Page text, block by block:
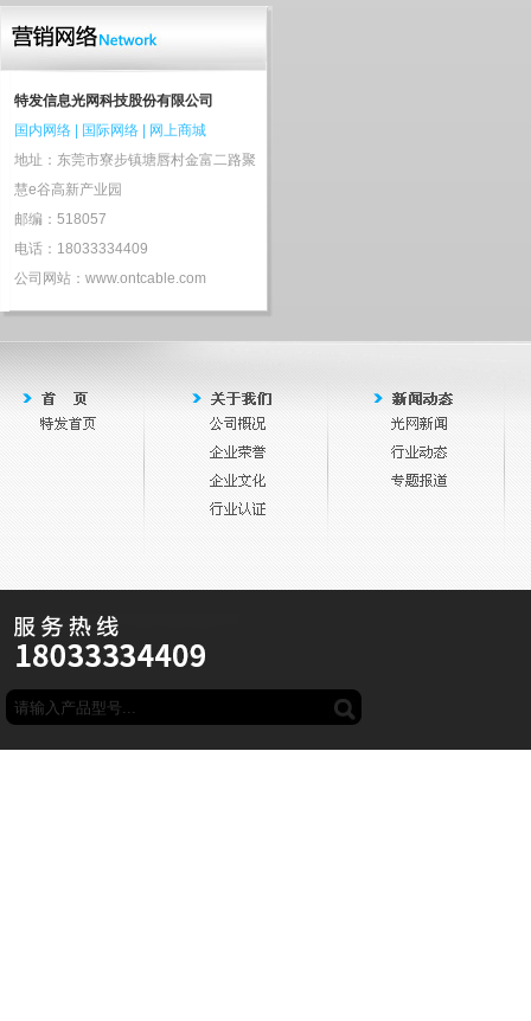
特发信息光网科技股份有限公司
国内网络
国际网络
网上商城
地址：东莞市寮步镇塘唇村金富二路聚
慧e谷高新产业园
邮编：518057
电话：18033334409
公司网站：www.ontcable.com